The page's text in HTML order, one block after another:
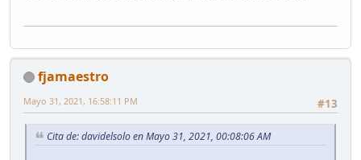
fjamaestro
#13
Mayo 31, 2021, 16:58:11 PM
Cita de: davidelsolo en Mayo 31, 2021, 00:08:06 AM